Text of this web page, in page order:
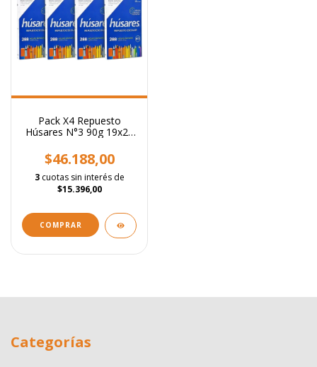
Pack X4 Repuesto
Húsares N°3 90g 19x24
$46.188,00
3 cuotas sin interés de
$15.396,00
Categorías